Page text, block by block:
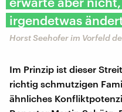
irgendetwas
Horst Seehofer im Vorfeld
Im Prinzip ist dieser
richtig schmutzigen
ähnliches